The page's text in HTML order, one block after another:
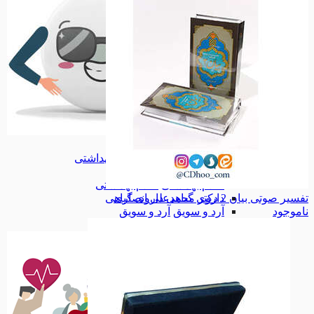
آرایشی بهداشتی
آرایشی بهداشتی
اقلام آرایشی
اقلام بهداشتی
داروی گیاهی داروی گیاهی
آرد و سویق آرد و سویق
تفسیر صوتی بیان 2 دکتر محمدعلی انصاری
ناموجود